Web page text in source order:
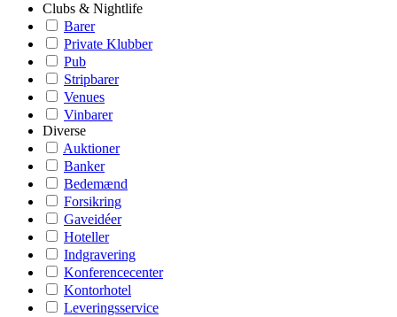
Clubs & Nightlife
Barer
Private Klubber
Pub
Stripbarer
Venues
Vinbarer
Diverse
Auktioner
Banker
Bedemænd
Forsikring
Gaveidéer
Hoteller
Indgravering
Konferencecenter
Kontorhotel
Leveringsservice